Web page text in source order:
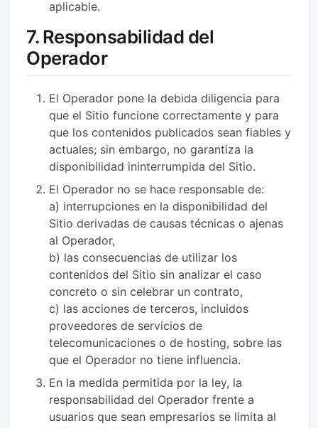
aplicable.
7. Responsabilidad del
Operador
El Operador pone la debida diligencia para
que el Sitio funcione correctamente y para
que los contenidos publicados sean fiables y
actuales; sin embargo, no garantiza la
disponibilidad ininterrumpida del Sitio.
El Operador no se hace responsable de:
a) interrupciones en la disponibilidad del
Sitio derivadas de causas técnicas o ajenas
al Operador,
b) las consecuencias de utilizar los
contenidos del Sitio sin analizar el caso
concreto o sin celebrar un contrato,
c) las acciones de terceros, incluidos
proveedores de servicios de
telecomunicaciones o de hosting, sobre las
que el Operador no tiene influencia.
En la medida permitida por la ley, la
responsabilidad del Operador frente a
usuarios que sean empresarios se limita al